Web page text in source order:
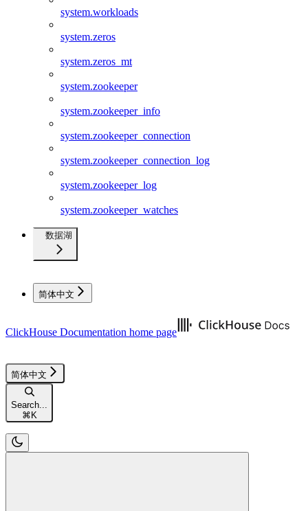
system.workloads
system.zeros
system.zeros_mt
system.zookeeper
system.zookeeper_info
system.zookeeper_connection
system.zookeeper_connection_log
system.zookeeper_log
system.zookeeper_watches
数据湖
简体中文
ClickHouse Documentation home page
简体中文
Search...
⌘K